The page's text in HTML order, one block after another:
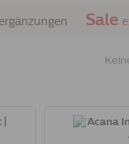
Sale